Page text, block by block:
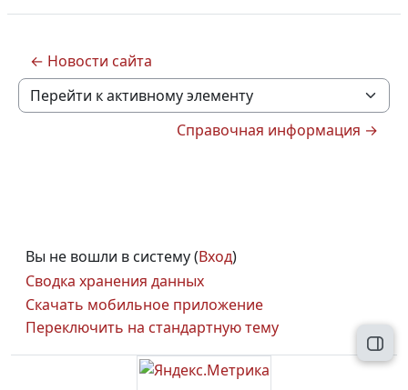
← Новости сайта
Перейти к активному элементу
Справочная информация →
Вы не вошли в систему (Вход)
Сводка хранения данных
Скачать мобильное приложение
Переключить на стандартную тему